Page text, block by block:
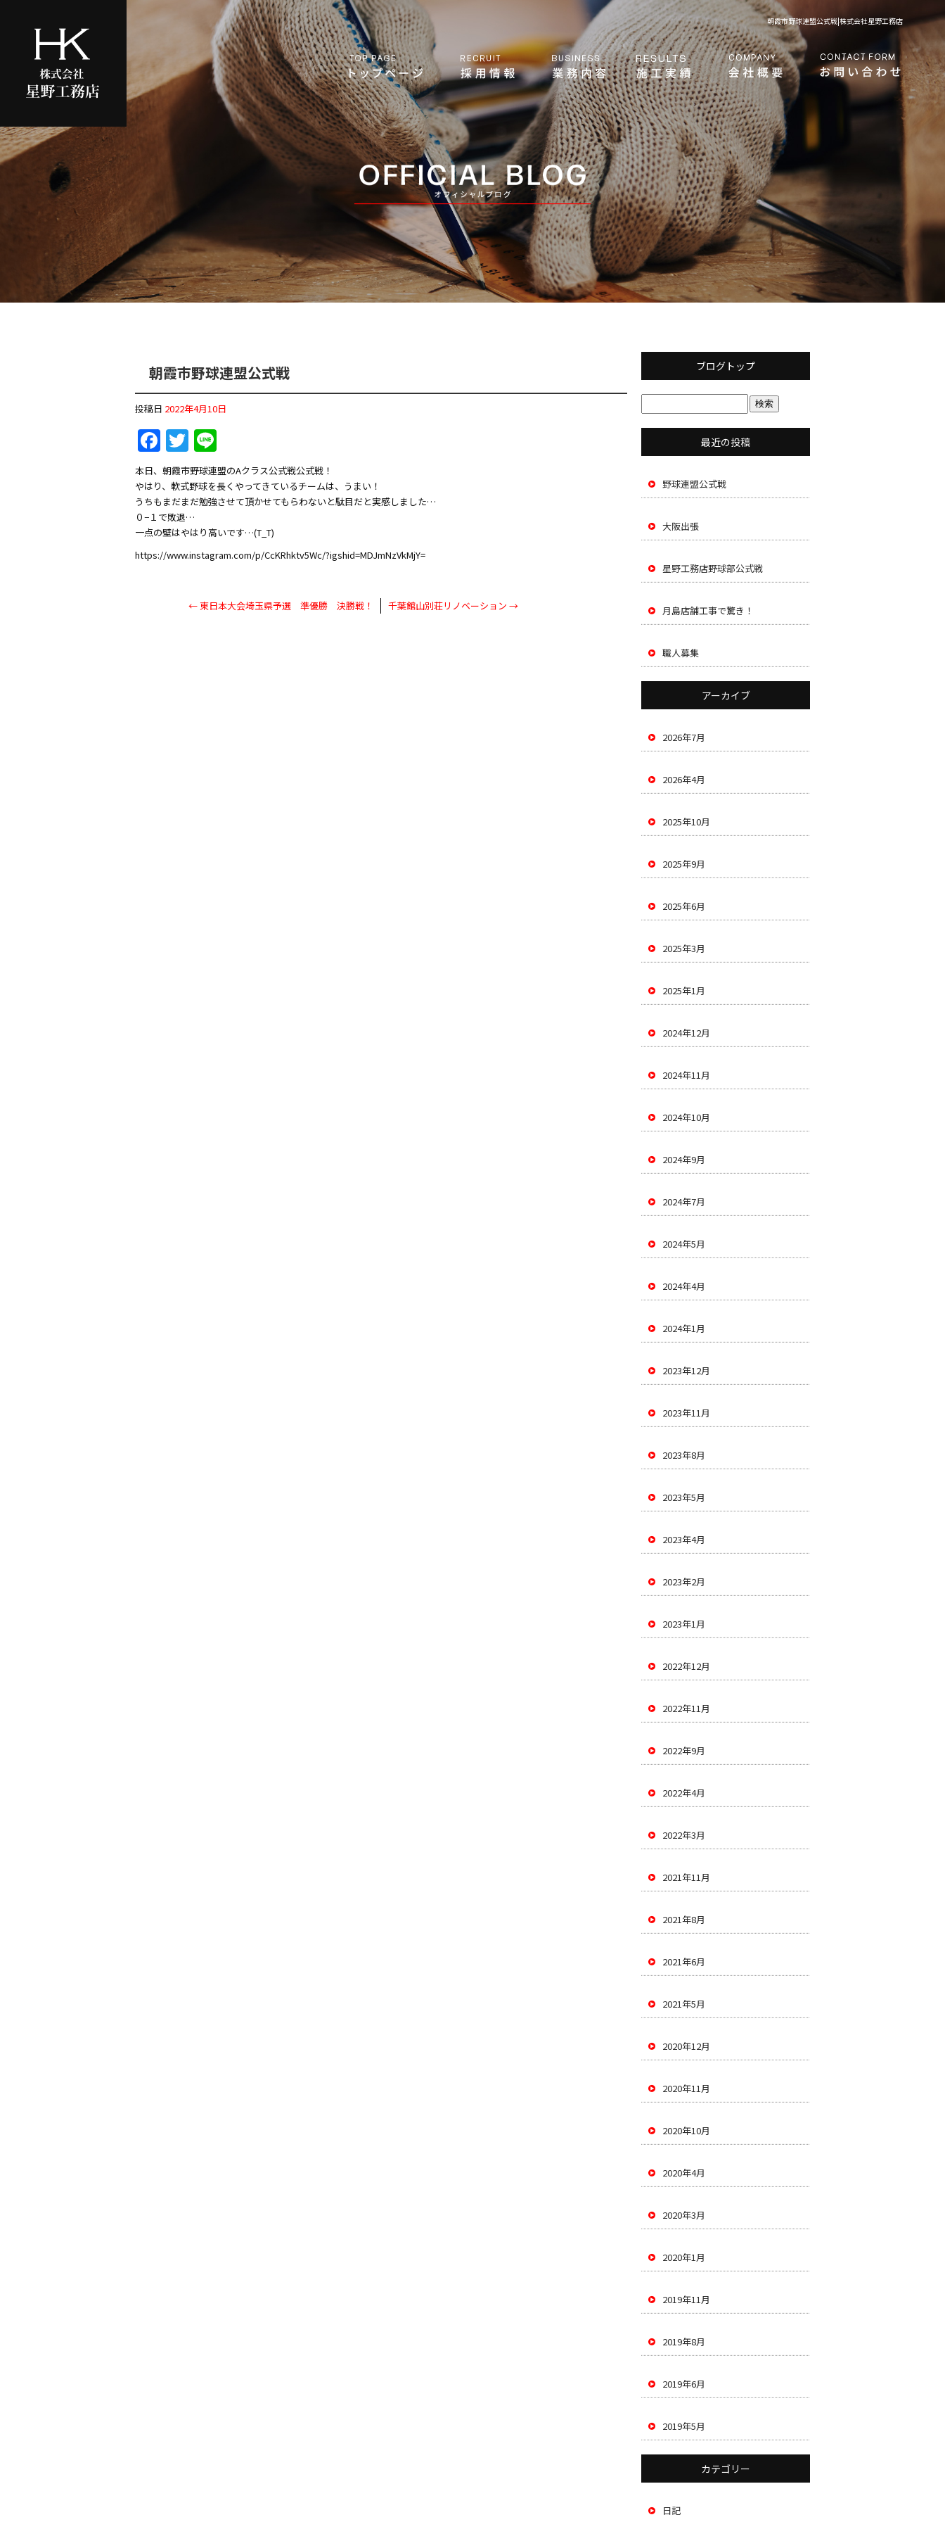
朝霞市野球連盟公式戦|株式会社星野工務店
朝霞市野球連盟公式戦
投稿日 2022年4月10日
F
a
c
e
b
o
T
w
itt
er
n
e
本日、朝霞市野球連盟のAクラス公式戦公式戦！
やはり、軟式野球を長くやってきているチームは、うまい！
うちもまだまだ勉強させて頂かせてもらわないと駄目だと実感しました…
０−１で敗退…
一点の壁はやはり高いです…(T_T)
https://www.instagram.com/p/CcKRhktv5Wc/?igshid=MDJmNzVkMjY=
← 東日本大会埼玉県予選 準優勝 決勝戦！ 千葉館山別荘リノベーション →
ブログトップ
最近の投稿
野球連盟公式戦
大阪出張
星野工務店野球部公式戦
月島店舗工事で驚き！
職人募集
アーカイブ
2026年7月
2026年4月
2025年10月
2025年9月
2025年6月
2025年3月
2025年1月
2024年12月
2024年11月
2024年10月
2024年9月
2024年7月
2024年5月
2024年4月
2024年1月
2023年12月
2023年11月
2023年8月
2023年5月
2023年4月
2023年2月
2023年1月
2022年12月
2022年11月
2022年9月
2022年4月
2022年3月
2021年11月
2021年8月
2021年6月
2021年5月
2020年12月
2020年11月
2020年10月
2020年4月
2020年3月
2020年1月
2019年11月
2019年8月
2019年6月
2019年5月
カテゴリー
日記